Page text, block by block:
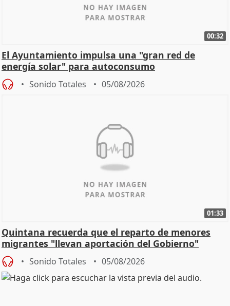
00:32
El Ayuntamiento impulsa una "gran red de
energía solar" para autoconsumo
Sonido Totales 05/08/2026
01:33
Quintana recuerda que el reparto de menores
migrantes "llevan aportación del Gobierno"
central
Sonido Totales 05/08/2026